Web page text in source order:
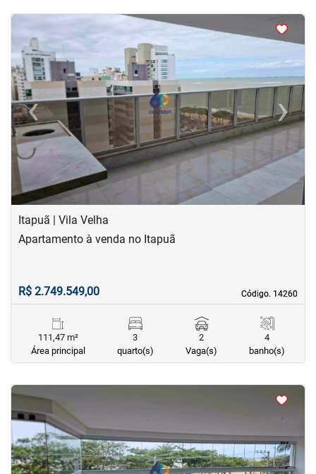
‹Previous ›Next
Itapuã | Vila Velha
Código. 14260
Código. 14260
Apartamento à venda no Itapuã
R$ 2.749.549,00
111,47 m²
Área principal
3
quarto(s)
2
Vaga(s)
4
banho(s)
<<<<